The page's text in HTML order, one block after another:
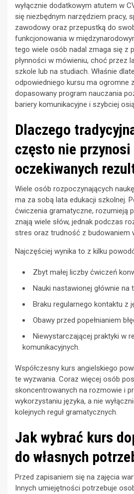
wyłącznie dodatkowym atutem w
się niezbędnym narzędziem pracy,
zawodowy oraz przepustką do
funkcjonowania w
tego wiele osób nadal zmaga się z
płynności w mówieniu, choć przez
szkole lub na studiach. Właśnie
odpowiedniego kursu ma ogromne
dopasowany program nauczania
bariery komunikacyjne i szybciej
Dlaczego
często nie przynosi
oczekiwanych
Wiele osób rozpoczynających
ma za sobą lata edukacji szkolnej.
ćwiczenia gramatyczne, rozumieją
znają wiele słów, jednak podczas
stres oraz trudność z budowaniem
Najczęściej wynika to z kilku
Zbyt małej liczby ćwiczeń
Nauki nastawionej głównie na
Braku regularnego kontaktu z
Obawy przed popełnianiem
Niewystarczającej praktyki w
komunikacyjnych.
Współczesny kurs angielskiego
te wyzwania. Coraz więcej osób
skoncentrowanych na rozmowie i
wykorzystaniu języka, a nie
kolejnych reguł gramatycznych.
Jak wybrać kurs
do własnych
Przed zapisaniem się na zajęcia
Innych umiejętności potrzebuje